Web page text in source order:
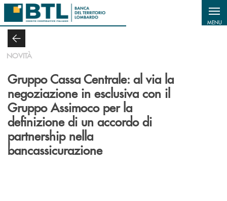
Salta al contenuto principale
MENU
NOVITÀ
Gruppo Cassa Centrale: al via la
negoziazione in esclusiva con il
Gruppo Assimoco per la
definizione di un accordo di
partnership nella
bancassicurazione